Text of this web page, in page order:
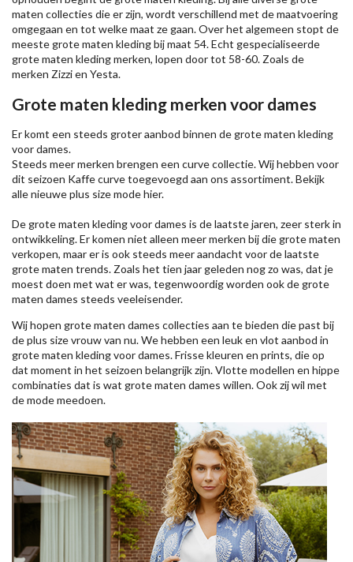
maten collecties die er zijn, wordt verschillend met de maatvoering
omgegaan en tot welke maat ze gaan. Over het algemeen stopt de
meeste grote maten kleding bij maat 54. Echt gespecialiseerde
grote maten kleding merken, lopen door tot 58-60. Zoals de
merken Zizzien Yesta.
Grote maten kleding merken voor dames
Er komt een steeds groter aanbod binnen de grote maten kleding
voor dames.
Steeds meer merken brengen een curve collectie. Wij hebben voor
dit seizoen Kaffecurve toegevoegd aan ons assortiment. Bekijk
alle nieuweplus size modehier.
De grote maten kleding voor dames is de laatste jaren, zeer sterk in
ontwikkeling. Er komen niet alleen meer merken bij die grote maten
verkopen, maar er is ook steeds meer aandacht voor de laatste
grote maten trends. Zoals het tien jaar geleden nog zo was, dat je
moest doen met wat er was, tegenwoordig worden ook de grote
maten dames steeds veeleisender.
Wij hopen grote maten dames collecties aan te bieden die past bij
de plus size vrouw van nu. We hebben een leuk en vlot aanbod in
grote maten kleding voor dames. Frisse kleuren en prints, die op
dat moment in het seizoen belangrijk zijn. Vlotte modellen en hippe
combinaties dat is wat grote maten dames willen. Ook zij wil met
de mode meedoen.